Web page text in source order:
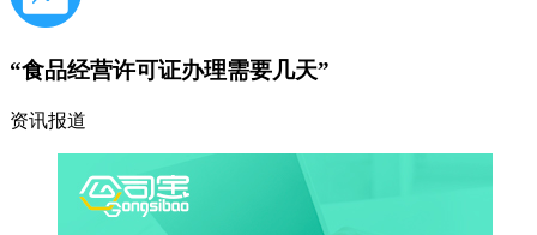
“食品经营许可证办理需要几天”
资讯报道